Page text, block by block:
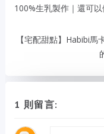
100%生乳製作｜還可
【宅配甜點】Habibi
1 則留言: